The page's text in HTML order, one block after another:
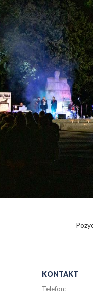
KONTAKT
Telefon: